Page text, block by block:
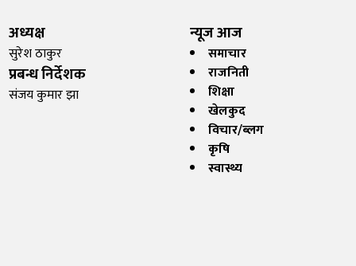
अध्यक्ष
सुरेश ठाकुर
प्रबन्ध निर्देशक
संजय कुमार झा
न्यूज आज
समाचार
राजनिती
शिक्षा
खेलकुद
विचार/ब्लग
कृषि
स्वास्थ्य